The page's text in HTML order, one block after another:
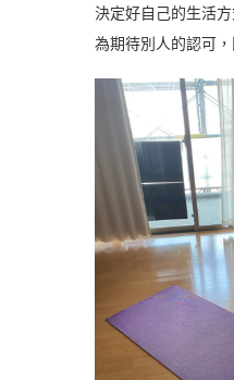
決定好自己的生活
為期待別人的認可